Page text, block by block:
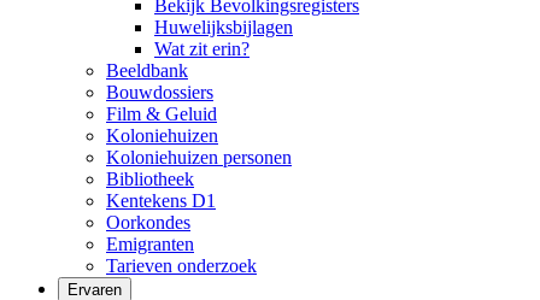
Bekijk Bevolkingsregisters
Huwelijksbijlagen
Wat zit erin?
Beeldbank
Bouwdossiers
Film & Geluid
Koloniehuizen
Koloniehuizen personen
Bibliotheek
Kentekens D1
Oorkondes
Emigranten
Tarieven onderzoek
Ervaren